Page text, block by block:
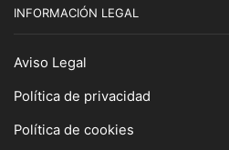
INFORMACIÓN LEGAL
Aviso Legal
Política de privacidad
Política de cookies